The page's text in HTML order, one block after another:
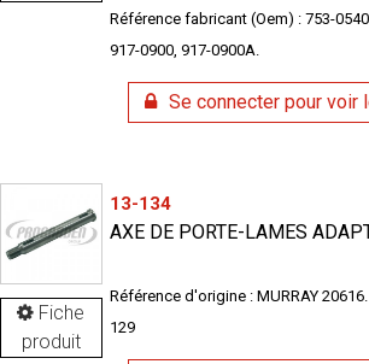
Référence fabricant (Oem) : 753-
917-0900, 917-0900A.
Se connecter pour voir
Fiche
produit
13-134
AXE DE PORTE-LAMES
Référence d'origine : MURRAY
129